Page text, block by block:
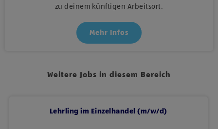
zu deinem künftigen Arbeitsort.
Mehr Infos
Weitere Jobs in diesem Bereich
Lehrling im Einzelhandel (m/w/d)